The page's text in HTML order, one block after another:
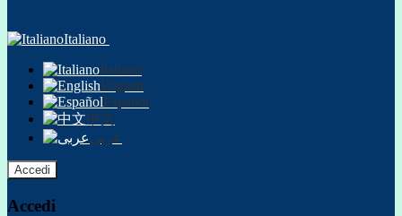
Italiano
Italiano
English
Español
中文
عربى
Accedi
Accedi